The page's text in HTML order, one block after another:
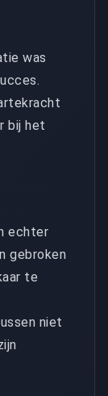
was
bij het
echter
gebroken
te
niet